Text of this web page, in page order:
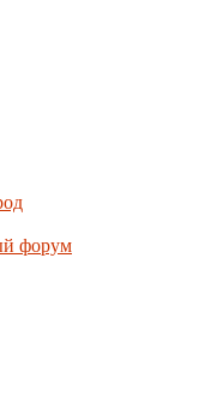
форум